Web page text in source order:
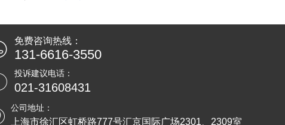
免费咨询热线：
131-6616-3550
投诉建议电话：
021-31608431
公司地址：
上海市徐汇区虹桥路777号汇京国际广场2301、2309室